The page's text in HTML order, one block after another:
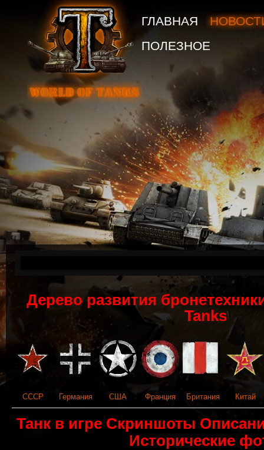
ГЛАВНАЯ
ПОЛЕЗНОЕ
Дерево развития
Tanks
СССР Германия США Франция Британия Китай
Танк в игре Скриншоты
Исторические